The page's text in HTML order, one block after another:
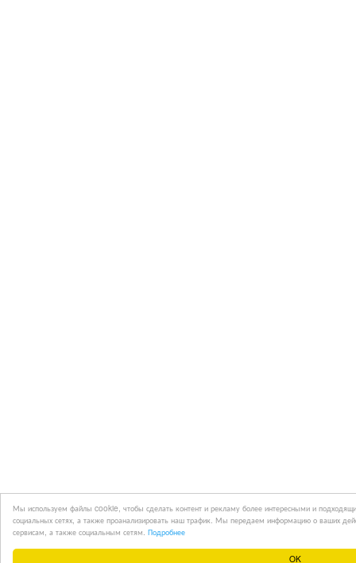
OK
Мы используем файлы cookie, чтобы сделать контент и рекламу более интересными и
социальных сетях, а также проанализировать наш трафик. Мы передаем информацию о ваших
сервисам, а также социальным сетям. Подробнее